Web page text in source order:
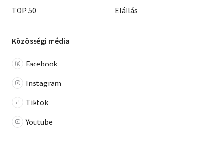
TOP 50
Elállás
Közösségi média
Facebook
Instagram
Tiktok
Youtube